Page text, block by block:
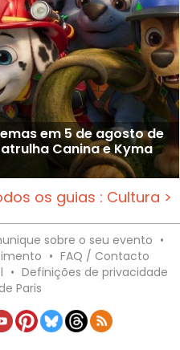
em 5 de agosto de
Canina e Kyma
os guias : Cultura >
sobre o seu evento •
• FAQ / Contacto
• Definições de privacidade
Paris